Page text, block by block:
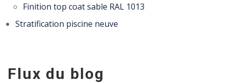
Finition top coat sable RAL 1013
Stratification piscine neuve
Flux du blog